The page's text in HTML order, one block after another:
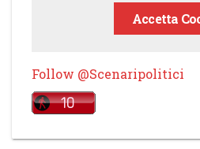
Accetta
Follow @Scenaripolitici